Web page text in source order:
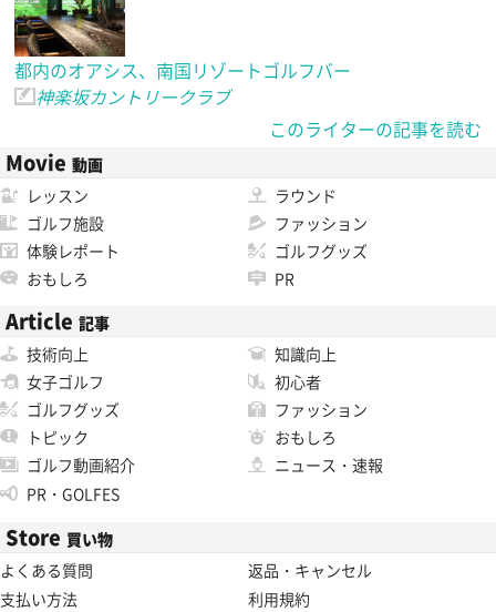
都内のオアシス、南国リゾートゴルフバー
神楽坂カントリークラブ
このライターの記事を読む
Movie 動画
レッスン
ラウンド
ゴルフ施設
ファッション
体験レポート
ゴルフグッズ
おもしろ
PR
Article 記事
技術向上
知識向上
女子ゴルフ
初心者
ゴルフグッズ
ファッション
トピック
おもしろ
ゴルフ動画紹介
ニュース・速報
PR・GOLFES
Store 買い物
よくある質問
返品・キャンセル
支払い方法
利用規約